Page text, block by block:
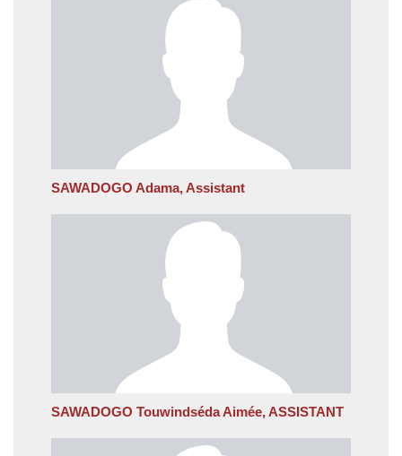
SAWADOGO Adama, Assistant
SAWADOGO Touwindséda Aimée, ASSISTANT